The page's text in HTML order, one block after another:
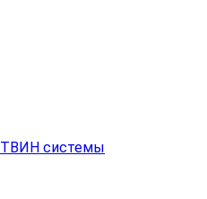
системы